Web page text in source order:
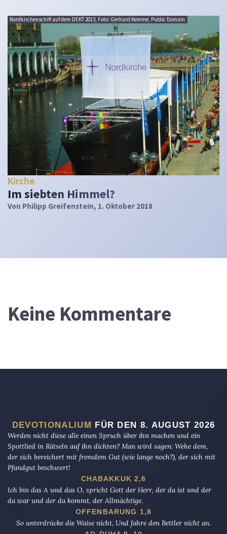
Nordkirchenschiff auf dem DEKT 2013, Foto: Gerhard Kemme, Public Domain
Kirche
Im siebten Himmel?
Von Philipp Greifenstein, 1. Oktober 2018
Keine Kommentare
DEVOTIONALIUM FÜR DEN 8. AUGUST 2026
Werden nicht diese alle einen Spruch über ihn machen und ein
Spottlied in Rätseln auf ihn dichten? Man wird sagen: Wehe dem,
der sich bereichert mit fremdem Gut (wie lange noch?), der sich mit
Pfandgut beschwert!
CHABAKKUK 2,6
Ich bin das A und das O, spricht Gott der Herr, der da ist und der
da war und der da kommt, der Allmächtige.
OFFENBARUNG 1,8
So unterdrücke die Waise nicht, Und fahre den Bettler nicht an.